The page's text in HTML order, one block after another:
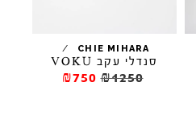
CHIE MIHARA
/
סנדלי עקב VOKU
₪1250
₪750